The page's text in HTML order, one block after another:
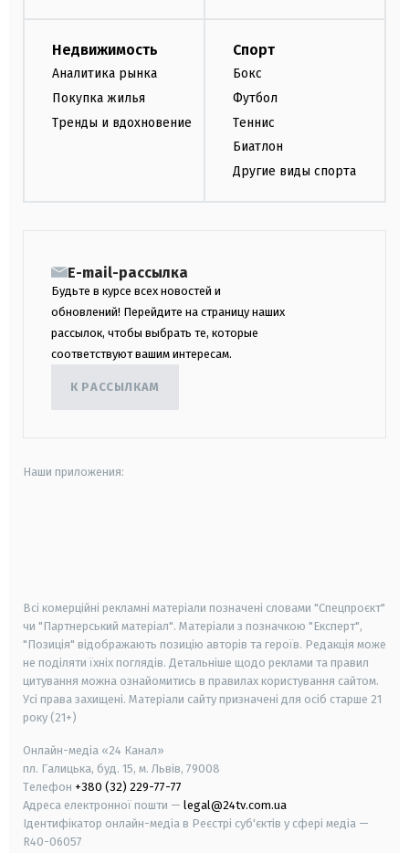
Недвижимость
Аналитика рынка
Покупка жилья
Тренды и вдохновение
Спорт
Бокс
Футбол
Теннис
Биатлон
Другие виды спорта
E-mail-рассылка
Будьте в курсе всех новостей и
обновлений! Перейдите на страницу наших
рассылок, чтобы выбрать те, которые
соответствуют вашим интересам.
К РАССЫЛКАМ
Наши приложения:
Всі комерційні рекламні матеріали позначені словами "Спецпроєкт"
чи "Партнерський матеріал". Матеріали з позначкою "Експерт",
"Позиція" відображають позицію авторів та героїв. Редакція може
не поділяти їхніх поглядів. Детальніше щодо реклами та правил
цитування можна ознайомитись в правилах користування сайтом.
Усі права захищені. Матеріали сайту призначені для осіб старше 21
року (21+)
Онлайн-медіа «24 Канал»
пл. Галицька, буд. 15, м. Львів, 79008
Телефон +380 (32) 229-77-77
Адреса електронної пошти — legal@24tv.com.ua
Ідентифікатор онлайн-медіа в Реєстрі суб'єктів у сфері медіа —
R40-06057